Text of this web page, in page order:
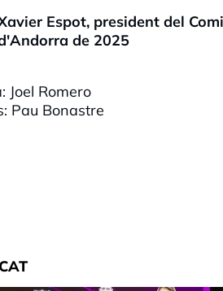
Espot, president del
de 2025
Joel Romero
Pau Bonastre